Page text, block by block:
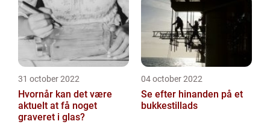
31 october 2022
Hvornår kan det være
aktuelt at få noget
graveret i glas?
04 october 2022
Se efter hinanden på et
bukkestillads